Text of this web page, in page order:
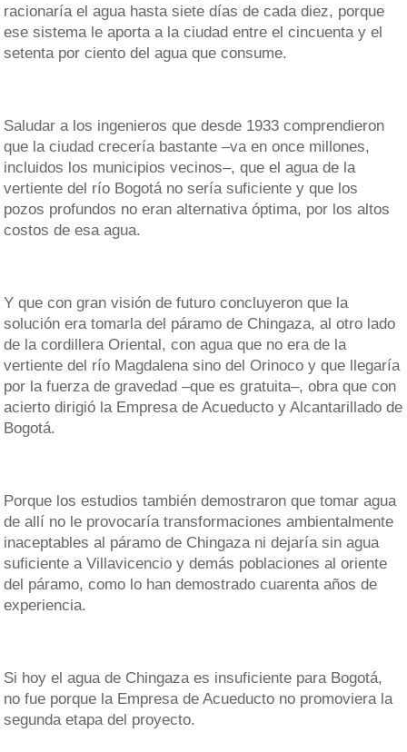
racionaría el agua hasta siete días de cada diez, porque
ese sistema le aporta a la ciudad entre el cincuenta y el
setenta por ciento del agua que consume.
Saludar a los ingenieros que desde 1933 comprendieron
que la ciudad crecería bastante –va en once millones,
incluidos los municipios vecinos–, que el agua de la
vertiente del río Bogotá no sería suficiente y que los
pozos profundos no eran alternativa óptima, por los altos
costos de esa agua.
Y que con gran visión de futuro concluyeron que la
solución era tomarla del páramo de Chingaza, al otro lado
de la cordillera Oriental, con agua que no era de la
vertiente del río Magdalena sino del Orinoco y que llegaría
por la fuerza de gravedad –que es gratuita–, obra que con
acierto dirigió la Empresa de Acueducto y Alcantarillado de
Bogotá.
Porque los estudios también demostraron que tomar agua
de allí no le provocaría transformaciones ambientalmente
inaceptables al páramo de Chingaza ni dejaría sin agua
suficiente a Villavicencio y demás poblaciones al oriente
del páramo, como lo han demostrado cuarenta años de
experiencia.
Si hoy el agua de Chingaza es insuficiente para Bogotá,
no fue porque la Empresa de Acueducto no promoviera la
segunda etapa del proyecto.